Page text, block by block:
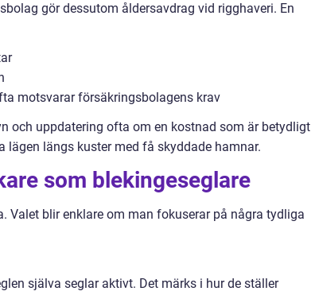
gör dessutom åldersavdrag vid rigghaveri. En
motsvarar försäkringsbolagens krav
och uppdatering ofta om en kostnad som är betydligt
lägen längs kuster med få skyddade hamnar.
som blekingeseglare
Valet blir enklare om man fokuserar på några tydliga
själva seglar aktivt. Det märks i hur de ställer